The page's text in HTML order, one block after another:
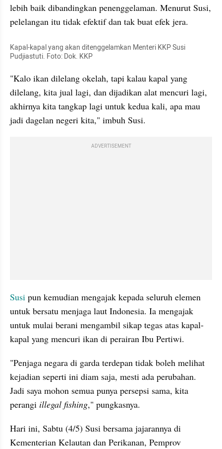
lebih baik dibandingkan penenggelaman. Menurut Susi,
pelelangan itu tidak efektif dan tak buat efek jera.
Kapal-kapal yang akan ditenggelamkan Menteri KKP Susi
Pudjiastuti. Foto: Dok. KKP
"Kalo ikan dilelang okelah, tapi kalau kapal yang
dilelang, kita jual lagi, dan dijadikan alat mencuri lagi,
akhirnya kita tangkap lagi untuk kedua kali, apa mau
jadi dagelan negeri kita," imbuh Susi.
ADVERTISEMENT
Susi pun kemudian mengajak kepada seluruh elemen
untuk bersatu menjaga laut Indonesia. Ia mengajak
untuk mulai berani mengambil sikap tegas atas kapal-
kapal yang mencuri ikan di perairan Ibu Pertiwi.
"Penjaga negara di garda terdepan tidak boleh melihat
kejadian seperti ini diam saja, mesti ada perubahan.
Jadi saya mohon semua punya persepsi sama, kita
perangi illegal fishing," pungkasnya.
Hari ini, Sabtu (4/5) Susi bersama jajarannya di
Kementerian Kelautan dan Perikanan, Pemprov